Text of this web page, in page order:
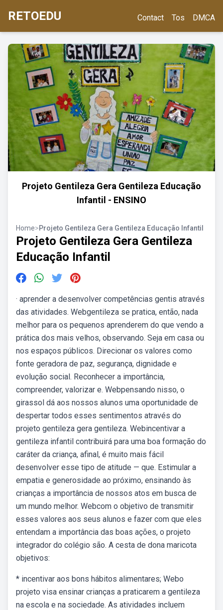
RETOEDU Contact Tos DMCA
Projeto Gentileza Gera Gentileza Educação
Infantil - ENSINO
Home>Projeto Gentileza Gera Gentileza Educação Infantil
Projeto Gentileza Gera Gentileza
Educação Infantil
· aprender a desenvolver competências gentis através
das atividades. Webgentileza se pratica, então, nada
melhor para os pequenos aprenderem do que vendo a
prática dos mais velhos, observando. Seja em casa ou
nos espaços públicos. Direcionar os valores como
fonte geradora de paz, segurança, dignidade e
evolução social. Reconhecer a importância,
compreender, valorizar e. Webpensando nisso, o
girassol dá aos nossos alunos uma oportunidade de
despertar todos esses sentimentos através do
projeto gentileza gera gentileza. Webincentivar a
gentileza infantil contribuirá para uma boa formação do
caráter da criança, afinal, é muito mais fácil
desenvolver esse tipo de atitude — que. Estimular a
empatia e generosidade ao próximo, ensinando às
crianças a importância de nossos atos em busca de
um mundo melhor. Webcom o objetivo de transmitir
esses valores aos seus alunos e fazer com que eles
entendam a importância das boas ações, o projeto
integrador do colégio são. A cesta de dona maricota
objetivos:
* incentivar aos bons hábitos alimentares; Webo
projeto visa ensinar crianças a praticarem a gentileza
na escola e na sociedade. As atividades incluem